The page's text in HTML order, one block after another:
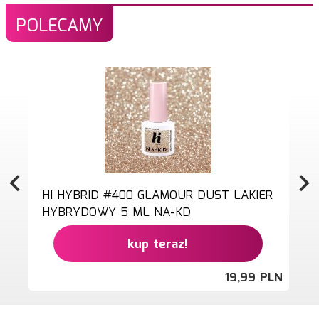
POLECAMY
HI HYBRID #400 GLAMOUR DUST LAKIER
HYBRYDOWY 5 ML NA-KD
kup teraz!
19,99 PLN